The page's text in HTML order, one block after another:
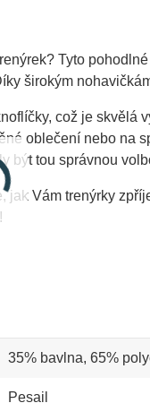
Tyto
širokým
což je skvělá
oblečení nebo na
být tou správnou
jak Vám trenýrky
35% bavlna, 65%
Pesail